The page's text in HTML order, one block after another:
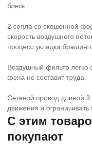
блеск.
2 сопла со скошенной
скорость воздушного
процесс укладки
Воздушный фильтр легко
фена не составит труда.
Сетевой провод длиной
движения и
C этим
покупают